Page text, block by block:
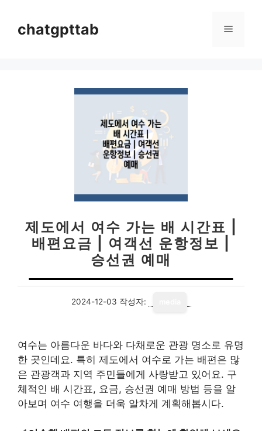
chatgpttab 메
제도에서 여수 가는 배 시간표 |
배편요금 | 여객선 운항정보 |
승선권 예매
2024-12-03 작성자:
여수는 아름다운 바다와 다채로운 관광 명소로 유명
한 곳인데요. 특히 제도에서 여수로 가는 배편은 많
은 관광객과 지역 주민들에게 사랑받고 있어요. 구
체적인 배 시간표, 요금, 승선권 예매 방법 등을 알
아보며 여수 여행을 더욱 알차게 계획해봅시다.